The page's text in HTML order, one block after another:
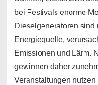
bei Festivals enorme
Dieselgeneratoren sind
Energiequelle,
Emissionen und Lärm.
gewinnen daher
Veranstaltungen